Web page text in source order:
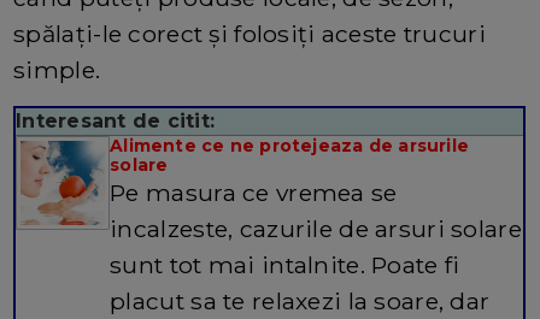
spălați-le corect și folosiți aceste trucuri
simple.
Interesant de citit:
Alimente ce ne protejeaza de arsurile
solare
Pe masura ce vremea se
incalzeste, cazurile de arsuri solare
sunt tot mai intalnite. Poate fi
placut sa te relaxezi la soare, dar